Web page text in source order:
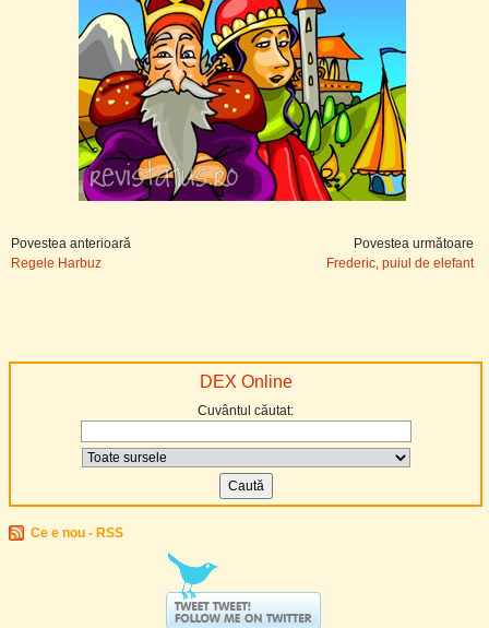
DEX Online
Cuvântul căutat:
Ce e nou - RSS
Povestea anterioară
Regele Harbuz
Povestea următoare
Frederic, puiul de elefant